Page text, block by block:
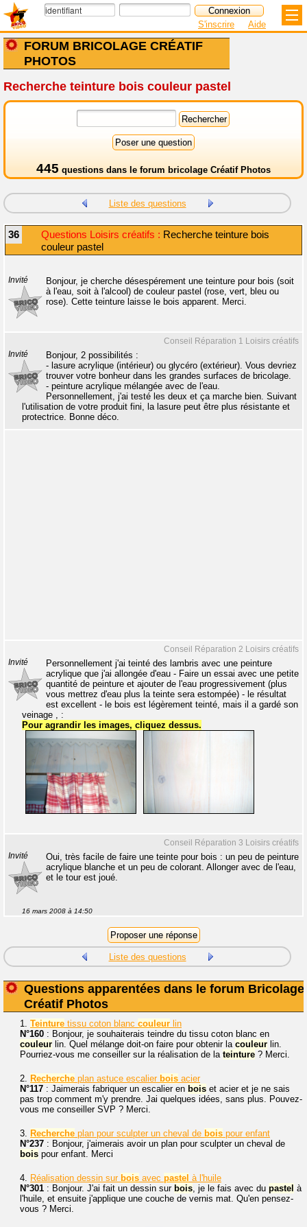
FORUM BRICOLAGE CRÉATIF
PHOTOS
S'inscrire Aide
Recherche teinture bois couleur pastel
445 questions dans le forum bricolage Créatif Photos
Liste des questions
36 Questions Loisirs créatifs : Recherche teinture bois
couleur pastel
Invité
Bonjour, je cherche désespérement une teinture pour bois (soit
à l'eau, soit à l'alcool) de couleur pastel (rose, vert, bleu ou
rose). Cette teinture laisse le bois apparent. Merci.
Conseil Réparation 1 Loisirs créatifs
Invité
Bonjour, 2 possibilités :
- lasure acrylique (intérieur) ou glycéro (extérieur). Vous devriez
trouver votre bonheur dans les grandes surfaces de bricolage.
- peinture acrylique mélangée avec de l'eau.
Personnellement, j'ai testé les deux et ça marche bien. Suivant
l'utilisation de votre produit fini, la lasure peut être plus résistante et
protectrice. Bonne déco.
Conseil Réparation 2 Loisirs créatifs
Invité
Personnellement j'ai teinté des lambris avec une peinture
acrylique que j'ai allongée d'eau - Faire un essai avec une petite
quantité de peinture et ajouter de l'eau progressivement (plus
vous mettrez d'eau plus la teinte sera estompée) - le résultat
est excellent - le bois est légèrement teinté, mais il a gardé son
veinage , :
Pour agrandir les images, cliquez dessus.
Conseil Réparation 3 Loisirs créatifs
Invité
Oui, très facile de faire une teinte pour bois : un peu de peinture
acrylique blanche et un peu de colorant. Allonger avec de l'eau,
et le tour est joué.
16 mars 2008 à 14:50
Liste des questions
Questions apparentées dans le forum Bricolage
Créatif Photos
1. Teinture tissu coton blanc couleur lin
N°160 : Bonjour, je souhaiterais teindre du tissu coton blanc en
couleur lin. Quel mélange doit-on faire pour obtenir la couleur lin.
Pourriez-vous me conseiller sur la réalisation de la teinture ? Merci.
2. Recherche plan astuce escalier bois acier
N°117 : Jaimerais fabriquer un escalier en bois et acier et je ne sais
pas trop comment m'y prendre. Jai quelques idées, sans plus. Pouvez-
vous me conseiller SVP ? Merci.
3. Recherche plan pour sculpter un cheval de bois pour enfant
N°237 : Bonjour, j'aimerais avoir un plan pour sculpter un cheval de
bois pour enfant. Merci
4. Réalisation dessin sur bois avec pastel à l'huile
N°301 : Bonjour. J'ai fait un dessin sur bois, je le fais avec du pastel à
l'huile, et ensuite j'applique une couche de vernis mat. Qu'en pensez-
vous ? Merci.